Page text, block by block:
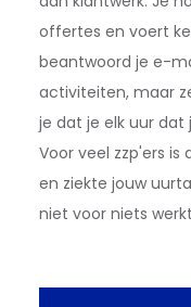
offertes en voert
beantwoord je e-
activiteiten, maar
je dat je elk uur
Voor veel zzp'ers
en ziekte jouw
niet voor niets